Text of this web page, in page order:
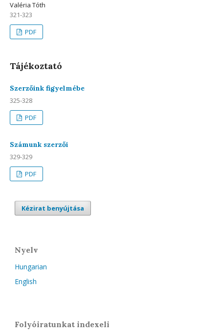
Valéria Tóth
321-323
PDF
Tájékoztató
Szerzőink figyelmébe
325-328
PDF
Számunk szerzői
329-329
PDF
Kézirat benyújtása
Nyelv
Hungarian
English
Folyóiratunkat indexeli